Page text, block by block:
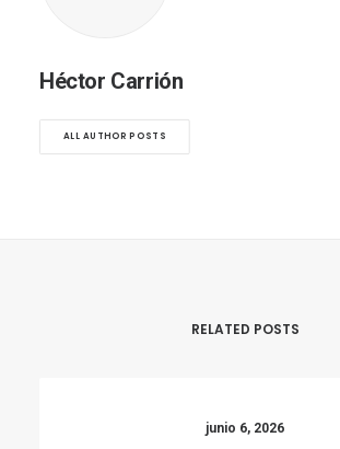
Héctor Carrión
ALL AUTHOR POSTS
RELATED POSTS
junio 6, 2026